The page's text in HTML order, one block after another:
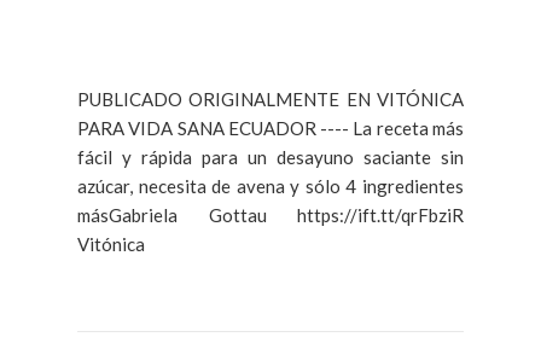
PUBLICADO ORIGINALMENTE EN VITÓNICA
PARA VIDA SANA ECUADOR ---- La receta más
fácil y rápida para un desayuno saciante sin
azúcar, necesita de avena y sólo 4 ingredientes
másGabriela Gottau https://ift.tt/qrFbziR
Vitónica